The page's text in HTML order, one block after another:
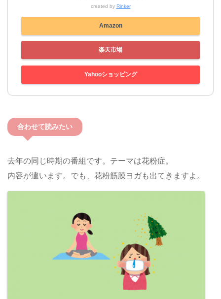
created by Rinker
Amazon
楽天市場
Yahooショッピング
合わせて読みたい
去年の同じ時期の番組です。テーマは花粉症。
内容が違います。でも、花粉筋膜ヨガも出てきますよ。